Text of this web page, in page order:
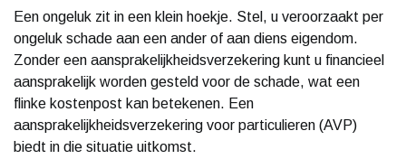
Een ongeluk zit in een klein hoekje. Stel, u veroorzaakt per
ongeluk schade aan een ander of aan diens eigendom.
Zonder een aansprakelijkheidsverzekering kunt u financieel
aansprakelijk worden gesteld voor de schade, wat een
flinke kostenpost kan betekenen. Een
aansprakelijkheidsverzekering voor particulieren (AVP)
biedt in die situatie uitkomst.